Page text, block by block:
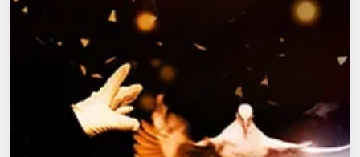
Города
Площадки
Артисты